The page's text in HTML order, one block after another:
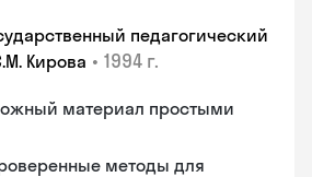
педагогический
Кирова • 1994 г.
материал простыми
методы для